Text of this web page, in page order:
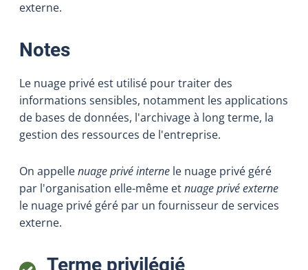
externe.
Notes:
Le nuage privé est utilisé pour traiter des
informations sensibles, notamment les applications
de bases de données, l'archivage à long terme, la
gestion des ressources de l'entreprise.
On appellenuage privé interne le nuage privé géré
par l'organisation elle-même etnuage privé externe
le nuage privé géré par un fournisseur de services
externe.
Terme privilégié: